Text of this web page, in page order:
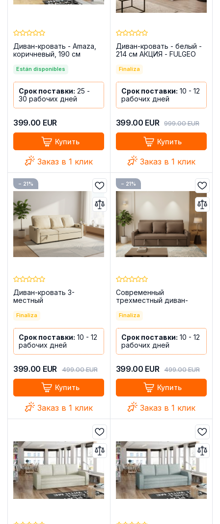
Диван-кровать - Amaza,
коричневый, 190 см
Están disponibles
Срок поставки: 25 -
30 рабочих дней
399.00 EUR
Купить
Заказ в 1 клик
Диван-кровать - белый -
214 см АКЦИЯ - FULGEO
Finaliza
Срок поставки: 10 - 12
рабочих дней
399.00 EUR 999.00EUR
Купить
Заказ в 1 клик
− 21%
Диван-кровать 3-
местный
C+подстаканники - 210см
Finaliza
Срок поставки: 10 - 12
рабочих дней
399.00 EUR 499.00EUR
Купить
Заказ в 1 клик
− 21%
Современный
трехместный диван-
USB Type-C подстаканник
COSTA R
Finaliza
Срок поставки: 10 - 12
рабочих дней
399.00 EUR 499.00EUR
Купить
Заказ в 1 клик